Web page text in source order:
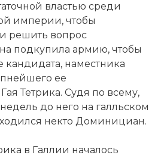
властью среди
империи, чтобы
решить вопрос
подкупила армию, чтобы
кандидата, наместника
ее
Тетрика. Судя по всему,
до него на галльском
некто Доминициан.
в Галлии началось